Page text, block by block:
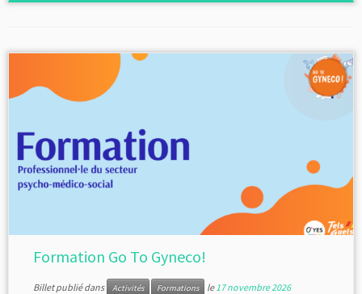
Formation Go To Gyneco!
Billet publié dans Activités Formations le 17 novembre 2026